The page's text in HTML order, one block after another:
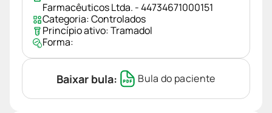
Farmacêuticos Ltda. - 44734671000151
Categoria:Controlados
Princípio ativo:Tramadol
Forma:
Baixar bula: Bula do paciente